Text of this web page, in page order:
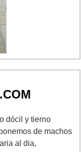
dócil y tierno
de machos
al dia,